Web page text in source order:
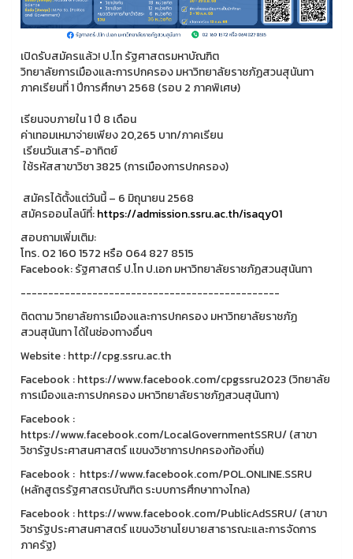
เปิดรับสมัครแล้ว! ป.โท รัฐศาสตรมหาบัณฑิต
วิทยาลัยการเมืองและการปกครอง มหาวิทยาลัยราชภัฏสวนสุนันทา
ภาคเรียนที่ 1 ปีการศึกษา 2568 (รอบ 2 ภาคพิเศษ)
เรียนจบภายใน 1 ปี 8 เดือน
ค่าเทอมเหมาจ่ายเพียง 20,265 บาท/ภาคเรียน
เรียนวันเสาร์-อาทิตย์
ใช้รหัสสาขาวิชา 3825 (การเมืองการปกครอง)
สมัครได้ตั้งแต่วันนี้ – 6 มิถุนายน 2568
สมัครออนไลน์ที่:https://admission.ssru.ac.th/isaqy01
สอบถามเพิ่มเติม:
โทร. 02 160 1572 หรือ 064 827 8515
Facebook: รัฐศาสตร์ ป.โท ป.เอก มหาวิทยาลัยราชภัฏสวนสุนันทา
-----------------------------------------------
ติดตาม วิทยาลัยการเมืองและการปกครอง มหาวิทยาลัยราชภัฏ
สวนสุนันทา ได้ในช่องทางอื่นๆ
Website : http://cpg.ssru.ac.th
Facebook : https://www.facebook.com/cpgssru2023 (วิทยาลัย
การเมืองและการปกครอง มหาวิทยาลัยราชภัฏสวนสุนันทา)
Facebook :
https://www.facebook.com/LocalGovernmentSSRU/ (สาขา
วิชารัฐประศาสนศาสตร์ แขนงวิชาการปกครองท้องถิ่น)
Facebook : https://www.facebook.com/POL.ONLINE.SSRU
(หลักสูตรรัฐศาสตรบัณฑิต ระบบการศึกษาทางไกล)
Facebook : https://www.facebook.com/PublicAdSSRU/ (สาขา
วิชารัฐประศาสนศาสตร์ แขนงวิชานโยบายสาธารณะและการจัดการ
ภาครัฐ)